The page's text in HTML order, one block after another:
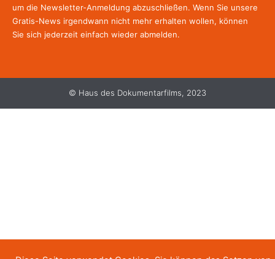
um die Newsletter-Anmeldung abzuschließen. Wenn Sie unsere
Gratis-News irgendwann nicht mehr erhalten wollen, können
Sie sich jederzeit einfach wieder abmelden.
© Haus des Dokumentarfilms, 2023